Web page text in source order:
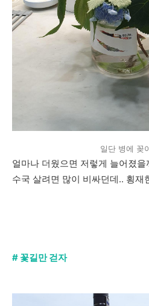
일단 병에 꽂
얼마나 더웠으면 저렇게 늘어졌을
수국 살려면 많이 비싸던데.. 횡재
# 꽃길만 걷자